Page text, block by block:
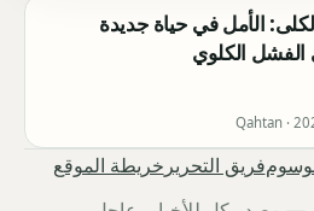
الأمل في حياة جديدة
الكلوي
Qahtan ·
فريق التحرير خريطة الموقع